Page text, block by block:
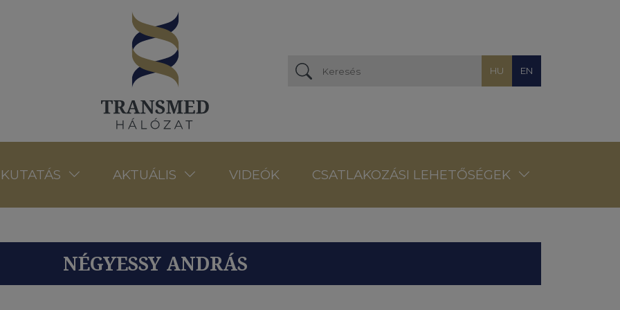
HU EN
KUTATÁS AKTUÁLIS VIDEÓK CSATLAKOZÁSI LEHETŐSÉGEK
NÉGYESSY ANDRÁS